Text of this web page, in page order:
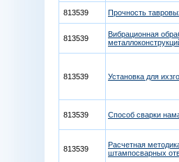
813539 Прочность
813539
Вибрационная
813539 Установка для
813539 Способ сварки
813539
Расчетная
штампосварных